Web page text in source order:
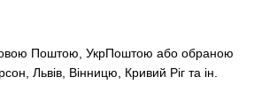
Новою Поштою, УкрПоштою або обраною
Львів, Вінницю, Кривий Ріг та ін.